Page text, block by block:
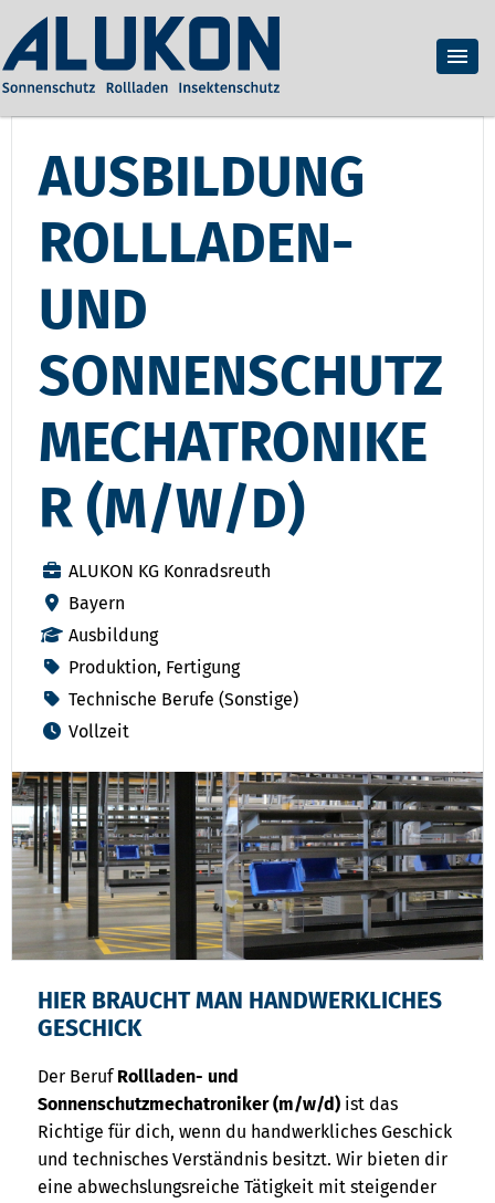
AUSBILDUNG
ROLLLADEN-
UND
SONNENSCHUTZ
MECHATRONIKE
R (M/W/D)
ALUKON KG Konradsreuth
Bayern
Ausbildung
Produktion, Fertigung
Technische Berufe (Sonstige)
Vollzeit
HIER BRAUCHT MAN HANDWERKLICHES
GESCHICK
Der Beruf Rollladen- und
Sonnenschutzmechatroniker (m/w/d) ist das
Richtige für dich, wenn du handwerkliches Geschick
und technisches Verständnis besitzt. Wir bieten dir
eine abwechslungsreiche Tätigkeit mit steigender